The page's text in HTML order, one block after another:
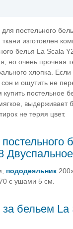
постельного
изготовлен
белья La Scala
но очень прочная
хлопка.
сон и ощутить не
постельное
выдерживает
не теряя цвет.
Двуспальное
пододеяльник
с ушами 5 см.
за бельем